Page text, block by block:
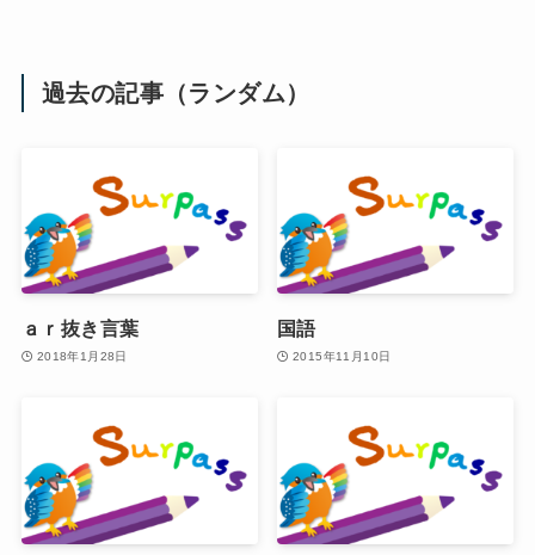
過去の記事（ランダム）
ａｒ抜き言葉
2018年1月28日
国語
2015年11月10日